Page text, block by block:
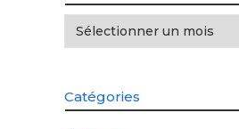
Archives
Catégories